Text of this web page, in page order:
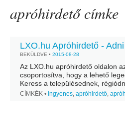
apróhirdető címke
LXO.hu Apróhirdető -
BEKÜLDVE • 2015-08-28
Az LXO.hu apróhirdető oldalon
csoportosítva, hogy a lehető
Keress a településednek,
megfelelő APRÓHIRDETÉSEK
CÍMKÉK • ingyenes, apróhirdető,